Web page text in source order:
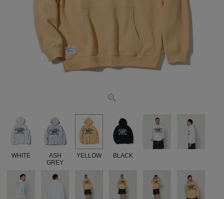
WHITE
ASH
GREY
YELLOW BLACK